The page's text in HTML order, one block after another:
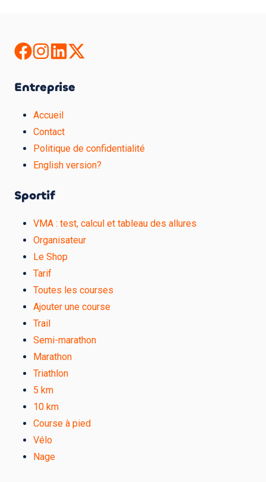
Entreprise
Accueil
Contact
Politique de confidentialité
English version?
Sportif
VMA : test, calcul et tableau des allures
Organisateur
Le Shop
Tarif
Toutes les courses
Ajouter une course
Trail
Semi-marathon
Marathon
Triathlon
5 km
10 km
Course à pied
Vélo
Nage